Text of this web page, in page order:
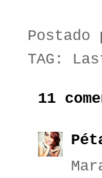
TAG:
11